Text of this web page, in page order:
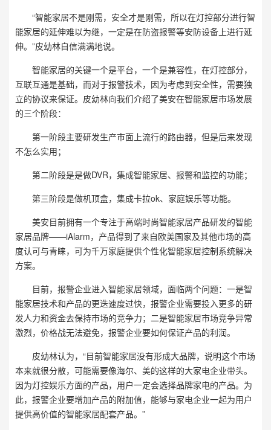
“智能家居不是刚需，安全才是刚需，所以在灯控部分进行智
能家居的延伸难以为继，一定是在防盗报警等安防设备上进行延
伸。”皮幼林自信满满地说。
智能家居的关键一个是平台，一个是兼容性，在灯控部分，
互联互通是基础，而对于报警技术，因为考虑到安全性，需要独
立的协议来保证。皮幼林向我们介绍了美安在智能家居市场发展
的三个阶段：
第一阶段主要研发生产市面上流行的路由器，但是后来发现
不怎么实用；
第二阶段是是做DVR，集成智能家居、报警和监控的功能；
第三阶段是做机顶盒，集成卡拉ok、家庭娱乐等功能。
美安目前拥有一个专注于高端时尚智能家居产品研发的智能
家居品牌——iAlarm，产品得到了来自欧美国家及其他市场的高
度认可与青睐，可为千万家庭提供个性化智能家居控制系统解决
方案。
目前，报警企业进入智能家居领域，面临两个问题：一是智
能家居技术和产品的更迭速度过快，报警企业需要投入更多的研
发人力和资金去保持市场的竞争力；二是智能家居市场竞争异常
激烈，价格战无法避免，报警企业要如何保证产品的利润。
皮幼林认为，“目前智能家居没有形成大品牌，说明这个市场
本来就很分散，可能需要像海尔、美的这样的大家电企业带头。
因为灯控娱乐方面的产品，用户一定会选择品牌家电的产品。为
此，报警企业要增加产品的附加值，能够与家电企业一起为用户
提供高价值的智能家居配套产品。”